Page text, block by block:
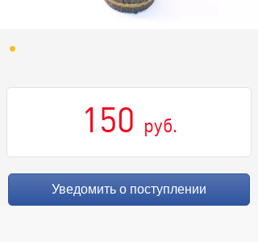
150 руб.
Уведомить о поступлении